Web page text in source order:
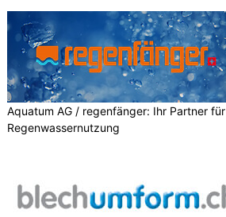
Aquatum AG / regenfänger: Ihr Partner für
Regenwassernutzung